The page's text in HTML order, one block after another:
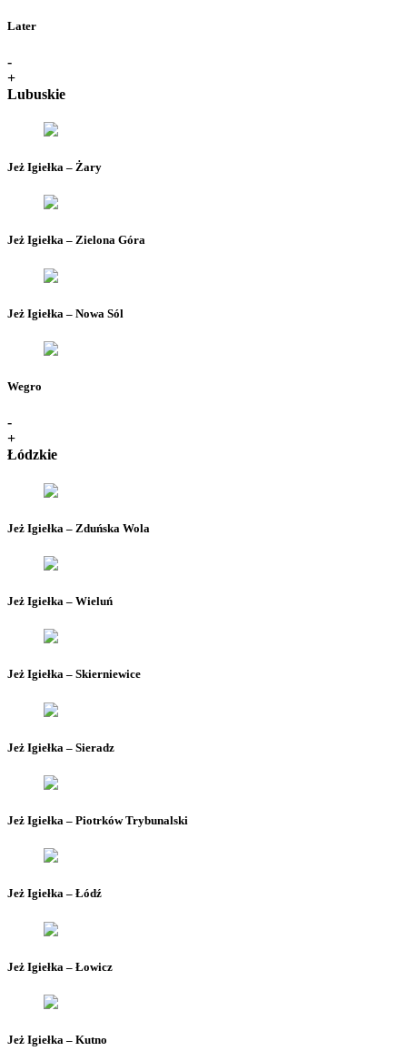
Later
-
+
Lubuskie
Jeż Igiełka – Żary
Jeż Igiełka – Zielona Góra
Jeż Igiełka – Nowa Sól
Wegro
-
+
Łódzkie
Jeż Igiełka – Zduńska Wola
Jeż Igiełka – Wieluń
Jeż Igiełka – Skierniewice
Jeż Igiełka – Sieradz
Jeż Igiełka – Piotrków Trybunalski
Jeż Igiełka – Łódź
Jeż Igiełka – Łowicz
Jeż Igiełka – Kutno